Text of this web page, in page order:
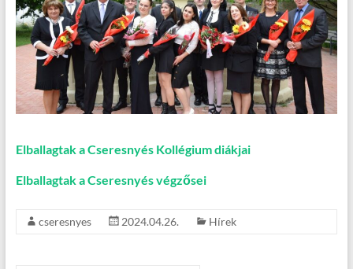
Elballagtak a Cseresnyés Kollégium diákjai
Elballagtak a Cseresnyés végzősei
cseresnyes 2024.04.26. Hírek